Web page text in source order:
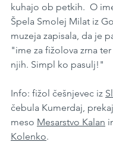
kuhajo ob petkih.  O
Špela Smolej Milat iz
muzeja zapisala, da je
"ime za fižolova zrna
njih. Simpl ko pasulj!"
Info: fižol češnjevec iz
čebula Kumerdaj,
meso Mesarstvo Kalan
Kolenko.